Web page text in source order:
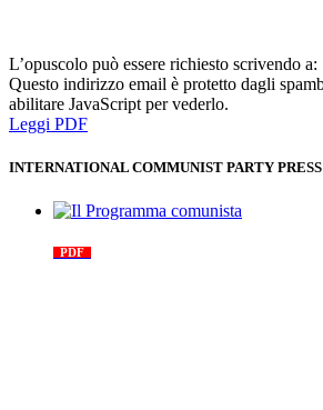
L’opuscolo può essere richiesto scrivendo a:
Questo indirizzo email è protetto dagli
abilitare JavaScript per vederlo.
Leggi PDF
INTERNATIONAL COMMUNIST PARTY PRESS
PDF